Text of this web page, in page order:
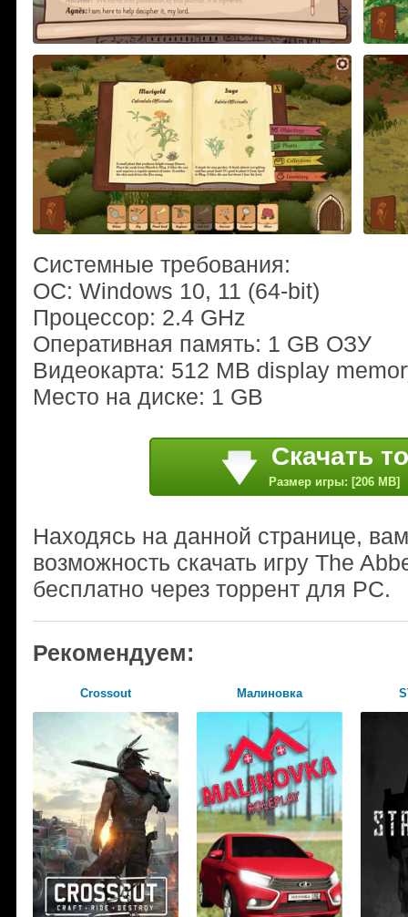
Системные требования:
ОС: Windows 10, 11 (64-bit)
Процессор: 2.4 GHz
Оперативная память: 1 GB ОЗУ
Видеокарта: 512 MB display
Место на диске: 1 GB
Скачать
Размер игры: [206 MB]
Находясь на данной странице,
возможность скачать игру The
бесплатно через торрент для PC.
Рекомендуем:
Crossout Малиновка